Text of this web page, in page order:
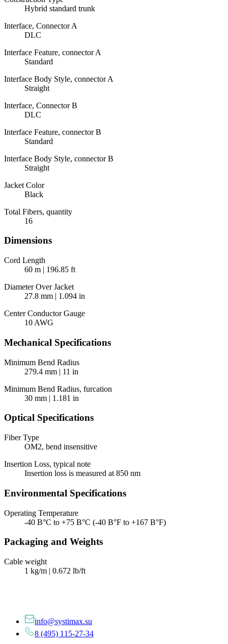
Hybrid standard trunk
Interface, Connector A
DLC
Interface Feature, connector A
Standard
Interface Body Style, connector A
Straight
Interface, Connector B
DLC
Interface Feature, connector B
Standard
Interface Body Style, connector B
Straight
Jacket Color
Black
Total Fibers, quantity
16
Dimensions
Cord Length
60 m | 196.85 ft
Diameter Over Jacket
27.8 mm | 1.094 in
Center Conductor Gauge
10 AWG
Mechanical Specifications
Minimum Bend Radius
279.4 mm | 11 in
Minimum Bend Radius, furcation
30 mm | 1.181 in
Optical Specifications
Fiber Type
OM2, bend insensitive
Insertion Loss, typical note
Insertion loss is measured at 850 nm
Environmental Specifications
Operating Temperature
-40 В°C to +75 В°C (-40 В°F to +167 В°F)
Packaging and Weights
Cable weight
1 kg/m | 0.672 lb/ft
info@systimax.su
8 (495) 115-27-34